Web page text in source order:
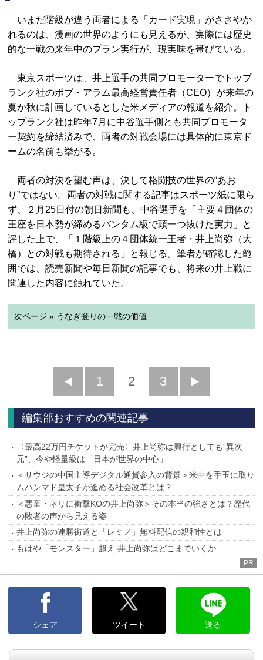
いまだ階級が違う両者による「カード実現」がささやか
れるのは、漫画の世界のようにも見えるが、実際には歴史
的な一戦の来年中のプラン実行が、現実味を帯びている。
東京スポーツは、井上選手の共同プロモーターでトップ
ランク社のボブ・アラム最高経営責任者（CEO）が来年の
夏か秋に計画しているとした米メディアの報道を紹介。ト
ップランク社は昨年7月に中谷選手側とも共同プロモータ
ー契約を締結済みで、両者の対戦会場には具体的に東京ド
ームの名前も挙がる。
両者の対決を望む声は、決して格闘技の世界の“あお
り”ではない。両者の対戦に関する記事はスポーツ紙に限ら
ず、２月25日付の朝日新聞も、中谷選手を「主要４団体の
王座を日本勢が締めるバンタム級で頭一つ抜けた実力」と
評した上で、「１階級上の４団体統一王者・井上尚弥（大
橋）との対戦も期待される」と報じる。筆者が確認した範
囲では、読売新聞や毎日新聞の記事でも、将来の井上戦に
関連した内容に触れていた。
次ページ » うなぎ登りの一戦の価値
前
へ
1 2 3
へ
編集部おすすめの関連記事
〈最高22万円チケットが完売〉井上尚弥は興行としても“異次
元”、今や軽量級は「日本が世界の中心」
＜サウジの中国主導デジタル通貨参入の背景＞米中を手玉に取り
ムハンマド皇太子が進める社会改革とは？
＜悪童・ネリに衝撃KOの井上尚弥＞その本当の強さとは？歴代
の敗者の声から見える姿
井上尚弥の連勝街道と「レミノ」無料配信の親和性とは
もはや「モンスター」超え 井上尚弥はどこまでいくか
PR
シェア ツイート 送る